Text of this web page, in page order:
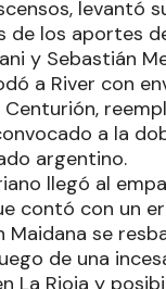
levantó
de los aportes
y Sebastián
a River con
Centurión,
a la
argentino.
llegó al
contó con un
Maidana se
de una
La Rioja y